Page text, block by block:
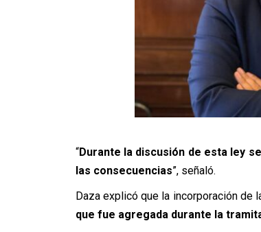
“Durante la discusión de esta ley
las consecuencias”, señaló.
Daza explicó que la incorporación de
que fue agregada durante la